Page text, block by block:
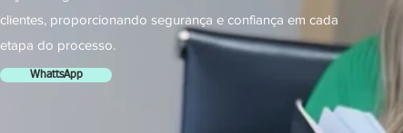
clientes, proporcionando segurança e confiança em cada
etapa do processo.
WhattsApp